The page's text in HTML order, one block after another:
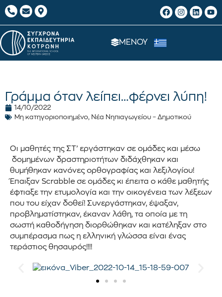
ΜΕΝΟΥ
Γράμμα όταν λείπει…φέρνει λύπη!
14/10/2022
Μη κατηγοριοποιημένο, Νέα Νηπιαγωγείου – Δημοτικού
Οι μαθητές της ΣΤ’ εργάστηκαν σε ομάδες και μέσω
δομημένων δραστηριοτήτων διδάχθηκαν και
θυμήθηκαν κανόνες ορθογραφίας και λεξιλογίου!
Έπαιξαν Scrabble σε ομάδες κι έπειτα ο κάθε μαθητής
έφτιαξε την ετυμολογία και την οικογένεια των λέξεων
που του είχαν δοθεί! Συνεργάστηκαν, έψαξαν,
προβληματίστηκαν, έκαναν λάθη, τα οποία με τη
σωστή καθοδήγηση διορθώθηκαν και κατέληξαν στο
συμπέρασμα πως η ελληνική γλώσσα είναι ένας
τεράστιος θησαυρός!!!!